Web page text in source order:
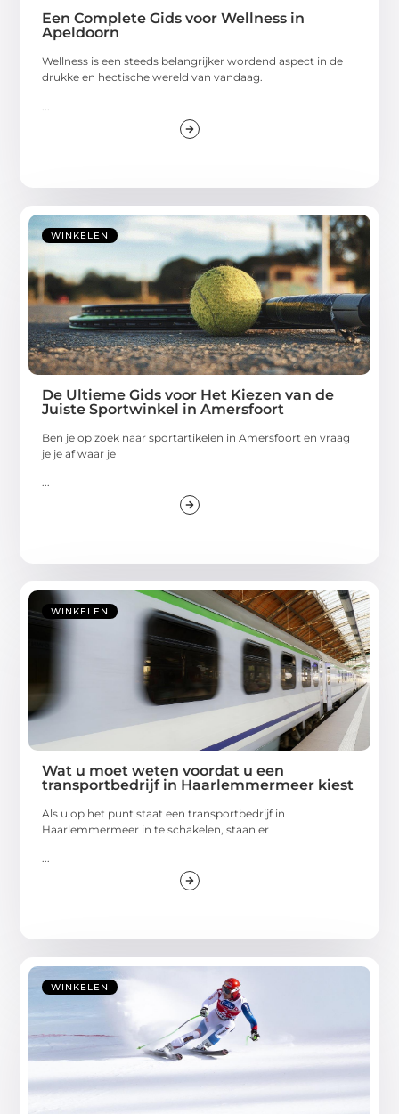
Een Complete Gids voor Wellness in
Apeldoorn
Wellness is een steeds belangrijker wordend aspect in de
drukke en hectische wereld van vandaag.
WINKELEN
De Ultieme Gids voor Het Kiezen van de
Juiste Sportwinkel in Amersfoort
Ben je op zoek naar sportartikelen in Amersfoort en vraag
je je af waar je
WINKELEN
Wat u moet weten voordat u een
transportbedrijf in Haarlemmermeer kiest
Als u op het punt staat een transportbedrijf in
Haarlemmermeer in te schakelen, staan er
...
WINKELEN